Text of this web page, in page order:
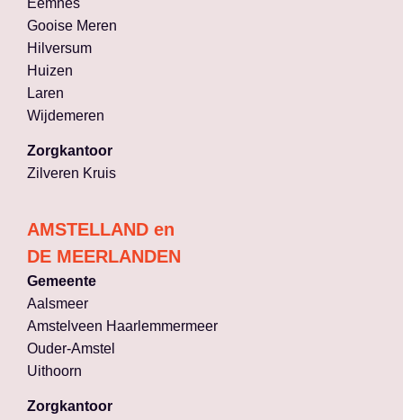
Gooise Meren
Hilversum
Huizen
Laren
Wijdemeren
Zorgkantoor
Zilveren Kruis
AMSTELLAND en
DE MEERLANDEN
Gemeente
Aalsmeer
Amstelveen Haarlemmermeer
Ouder-Amstel
Uithoorn
Zorgkantoor